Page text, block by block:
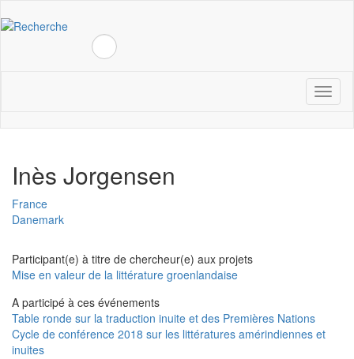
au
Rechercher
principale
Inès Jorgensen
France
Danemark
Participant(e) à titre de chercheur(e) aux projets
Mise en valeur de la littérature groenlandaise
A participé à ces événements
Table ronde sur la traduction inuite et des Premières Nations
Cycle de conférence 2018 sur les littératures amérindiennes et
inuites